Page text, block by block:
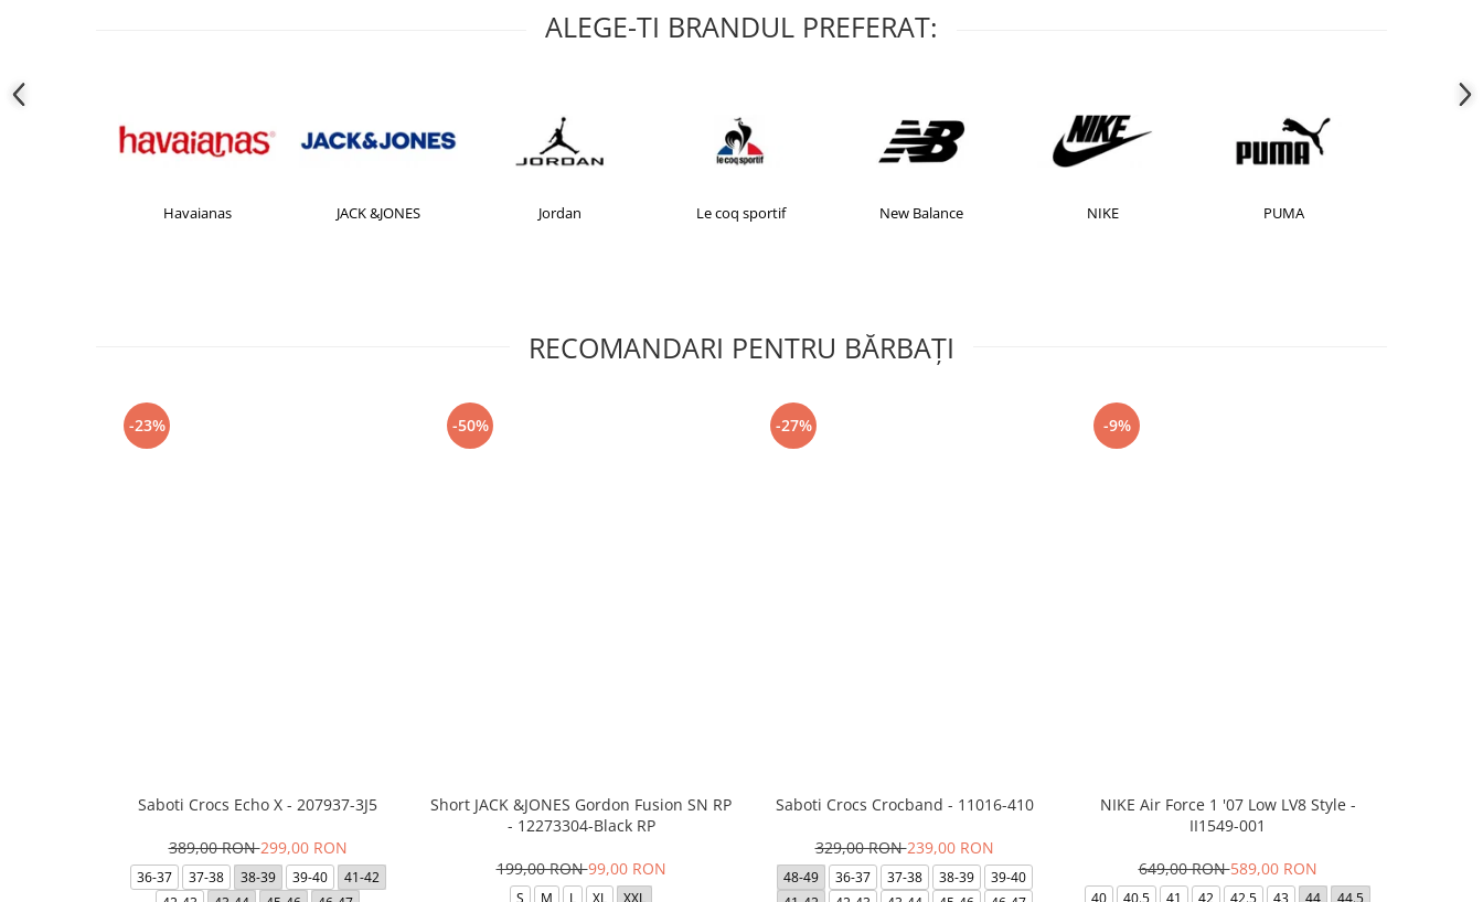
ALEGE-TI BRANDUL PREFERAT:
Havaianas JACK &JONES Jordan Le coq sportif New Balance NIKE PUMA
RECOMANDARI PENTRU BĂRBAŢI
-23%
Saboti Crocs Echo X - 207937-3J5
389,00 RON299,00 RON
36-37 37-38 38-39 39-40
41-42
-50%
Short JACK &JONES Gordon Fusion SN RP
- 12273304-Black RP
199,00 RON99,00 RON
S M L XL XXL
-27%
Saboti Crocs Crocband - 11016-410
329,00 RON239,00 RON
48-49 36-37 37-38 38-39
39-40
-9%
NIKE Air Force 1 '07 Low LV8 Style -
II1549-001
649,00 RON589,00 RON
40 40.5 41 42 42.5 43 44
44.5